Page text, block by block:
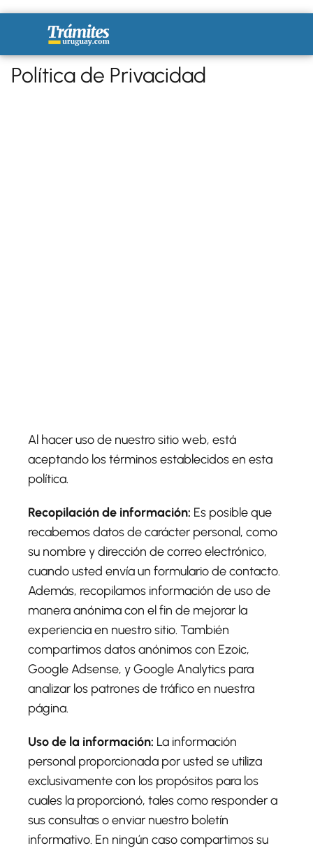
Política de Privacidad
Al hacer uso de nuestro sitio web, está
aceptando los términos establecidos en esta
política.
Recopilación de información: Es posible que
recabemos datos de carácter personal, como
su nombre y dirección de correo electrónico,
cuando usted envía un formulario de contacto.
Además, recopilamos información de uso de
manera anónima con el fin de mejorar la
experiencia en nuestro sitio. También
compartimos datos anónimos con Ezoic,
Google Adsense, y Google Analytics para
analizar los patrones de tráfico en nuestra
página.
Uso de la información: La información
personal proporcionada por usted se utiliza
exclusivamente con los propósitos para los
cuales la proporcionó, tales como responder a
sus consultas o enviar nuestro boletín
informativo. En ningún caso compartimos su